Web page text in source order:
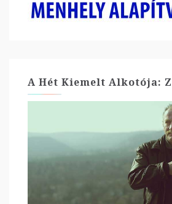
A Hét Kiemelt Alkotója: